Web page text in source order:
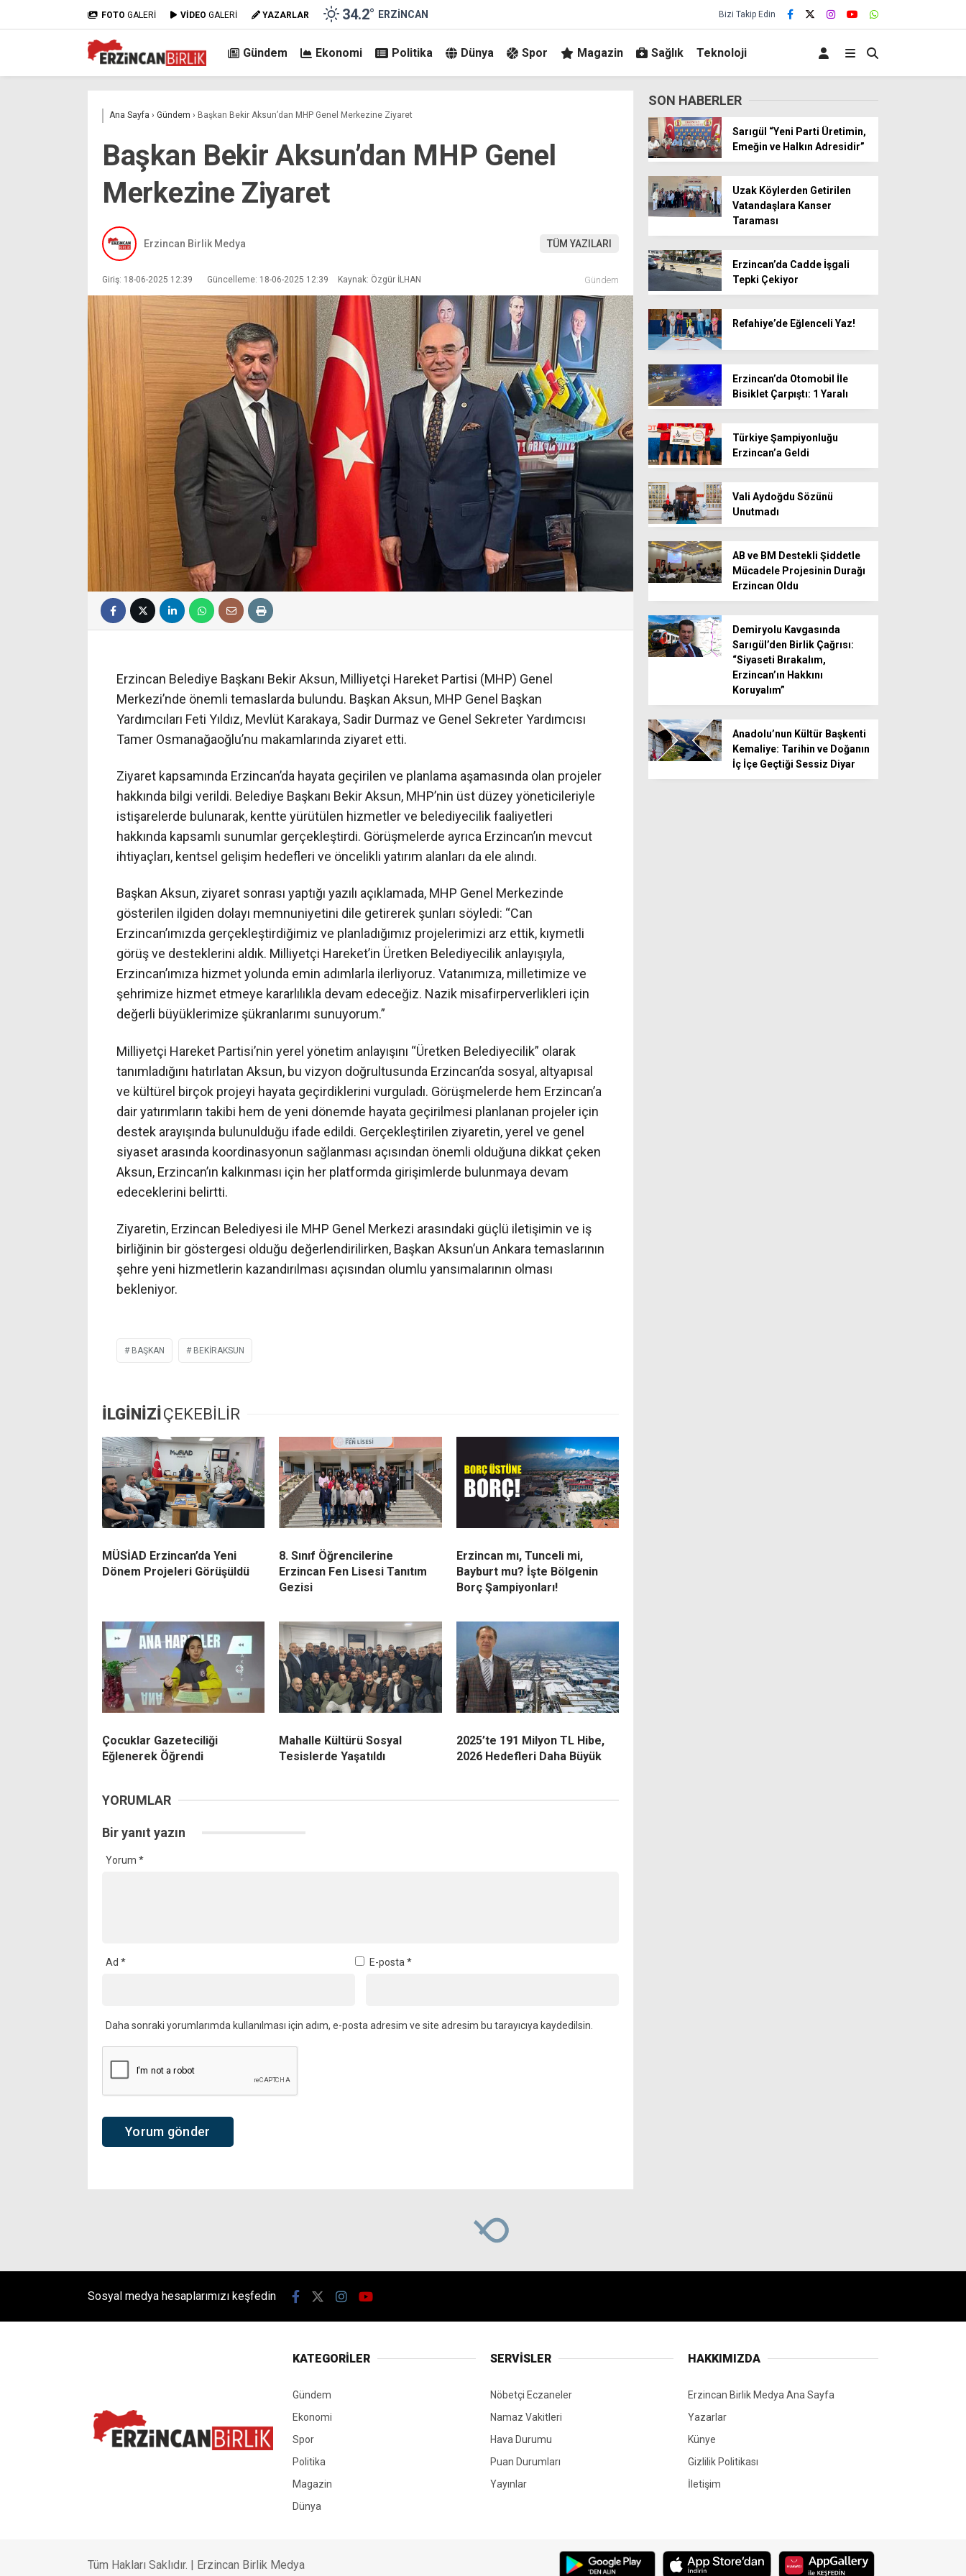
FOTO GALERİ VİDEO GALERİ YAZARLAR 34.2° ERZINCAN Bizi Takip Edin
Gündem Ekonomi Politika Dünya Spor Magazin Sağlık Teknoloji
Ana Sayfa › Gündem › Başkan Bekir Aksun’dan MHP Genel Merkezine Ziyaret
Başkan Bekir Aksun’dan MHP Genel
Merkezine Ziyaret
Erzincan Birlik Medya TÜM YAZILARI
Giriş: 18-06-2025 12:39 Güncelleme: 18-06-2025 12:39 Kaynak: Özgür İLHAN Gündem
Erzincan Belediye Başkanı Bekir Aksun, Milliyetçi Hareket Partisi (MHP) Genel
Merkezi’nde önemli temaslarda bulundu. Başkan Aksun, MHP Genel Başkan
Yardımcıları Feti Yıldız, Mevlüt Karakaya, Sadir Durmaz ve Genel Sekreter Yardımcısı
Tamer Osmanağaoğlu’nu makamlarında ziyaret etti.
Ziyaret kapsamında Erzincan’da hayata geçirilen ve planlama aşamasında olan projeler
hakkında bilgi verildi. Belediye Başkanı Bekir Aksun, MHP’nin üst düzey yöneticileriyle
istişarelerde bulunarak, kentte yürütülen hizmetler ve belediyecilik faaliyetleri
hakkında kapsamlı sunumlar gerçekleştirdi. Görüşmelerde ayrıca Erzincan’ın mevcut
ihtiyaçları, kentsel gelişim hedefleri ve öncelikli yatırım alanları da ele alındı.
Başkan Aksun, ziyaret sonrası yaptığı yazılı açıklamada, MHP Genel Merkezinde
gösterilen ilgiden dolayı memnuniyetini dile getirerek şunları söyledi: “Can
Erzincan’ımızda gerçekleştirdiğimiz ve planladığımız projelerimizi arz ettik, kıymetli
görüş ve desteklerini aldık. Milliyetçi Hareket’in Üretken Belediyecilik anlayışıyla,
Erzincan’ımıza hizmet yolunda emin adımlarla ilerliyoruz. Vatanımıza, milletimize ve
şehrimize hizmet etmeye kararlılıkla devam edeceğiz. Nazik misafirperverlikleri için
değerli büyüklerimize şükranlarımı sunuyorum.”
Milliyetçi Hareket Partisi’nin yerel yönetim anlayışını “Üretken Belediyecilik” olarak
tanımladığını hatırlatan Aksun, bu vizyon doğrultusunda Erzincan’da sosyal, altyapısal
ve kültürel birçok projeyi hayata geçirdiklerini vurguladı. Görüşmelerde hem Erzincan’a
dair yatırımların takibi hem de yeni dönemde hayata geçirilmesi planlanan projeler için
destek arayışında bulunulduğu ifade edildi. Gerçekleştirilen ziyaretin, yerel ve genel
siyaset arasında koordinasyonun sağlanması açısından önemli olduğuna dikkat çeken
Aksun, Erzincan’ın kalkınması için her platformda girişimlerde bulunmaya devam
edeceklerini belirtti.
Ziyaretin, Erzincan Belediyesi ile MHP Genel Merkezi arasındaki güçlü iletişimin ve iş
birliğinin bir göstergesi olduğu değerlendirilirken, Başkan Aksun’un Ankara temaslarının
şehre yeni hizmetlerin kazandırılması açısından olumlu yansımalarının olması
bekleniyor.
BAŞKAN BEKİRAKSUN
İLGİNİZİÇEKEBİLİR
MÜSİAD Erzincan’da Yeni
Dönem Projeleri Görüşüldü
8. Sınıf Öğrencilerine
Erzincan Fen Lisesi Tanıtım
Gezisi
Erzincan mı, Tunceli mi,
Bayburt mu? İşte Bölgenin
Borç Şampiyonları!
Çocuklar Gazeteciliği
Eğlenerek Öğrendi
Mahalle Kültürü Sosyal
Tesislerde Yaşatıldı
2025’te 191 Milyon TL Hibe,
2026 Hedefleri Daha Büyük
YORUMLAR
Bir yanıt yazın
Yorum *
Ad * E-posta*
Daha sonraki yorumlarımda kullanılması için adım, e-posta adresim ve site adresim bu tarayıcıya kaydedilsin.
SON HABERLER
Sarıgül “Yeni Parti Üretimin,
Emeğin ve Halkın Adresidir”
Uzak Köylerden Getirilen
Vatandaşlara Kanser
Taraması
Erzincan’da Cadde İşgali
Tepki Çekiyor
Refahiye’de Eğlenceli Yaz!
Erzincan’da Otomobil İle
Bisiklet Çarpıştı: 1 Yaralı
Türkiye Şampiyonluğu
Erzincan’a Geldi
Vali Aydoğdu Sözünü
Unutmadı
AB ve BM Destekli Şiddetle
Mücadele Projesinin Durağı
Erzincan Oldu
Demiryolu Kavgasında
Sarıgül’den Birlik Çağrısı:
“Siyaseti Bırakalım,
Erzincan’ın Hakkını
Koruyalım”
Anadolu’nun Kültür Başkenti
Kemaliye: Tarihin ve Doğanın
İç İçe Geçtiği Sessiz Diyar
Sosyal medya hesaplarımızı keşfedin
KATEGORİLER
Gündem
Ekonomi
Spor
Politika
Magazin
Dünya
SERVİSLER
Nöbetçi Eczaneler
Namaz Vakitleri
Hava Durumu
Puan Durumları
Yayınlar
HAKKIMIZDA
Erzincan Birlik Medya Ana Sayfa
Yazarlar
Künye
Gizlilik Politikası
İletişim
Tüm Hakları Saklıdır. | Erzincan Birlik Medya